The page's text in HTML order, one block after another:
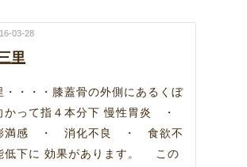
03-28
里
・膝蓋骨の外側にあるくぼ
かって指４本分下 慢性胃炎 ・
満感 ・ 消化不良 ・ 食欲不
下に 効果があります。 この